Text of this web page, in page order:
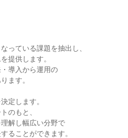
っている課題を抽出し、
提供します。
導入から運用の
ます。
定します。
のもと、
解し幅広い分野で
ることができます。